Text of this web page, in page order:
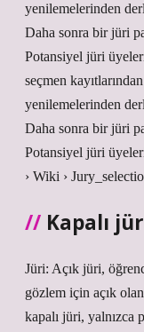
yenilemelerinden
Daha sonra bir jüri
Potansiyel jüri
seçmen
yenilemelerinden
Daha sonra bir jüri
Potansiyel jüri
› Wiki ›
Kapalı
Jüri: Açık jüri,
gözlem için açık
kapalı jüri, yalnızca